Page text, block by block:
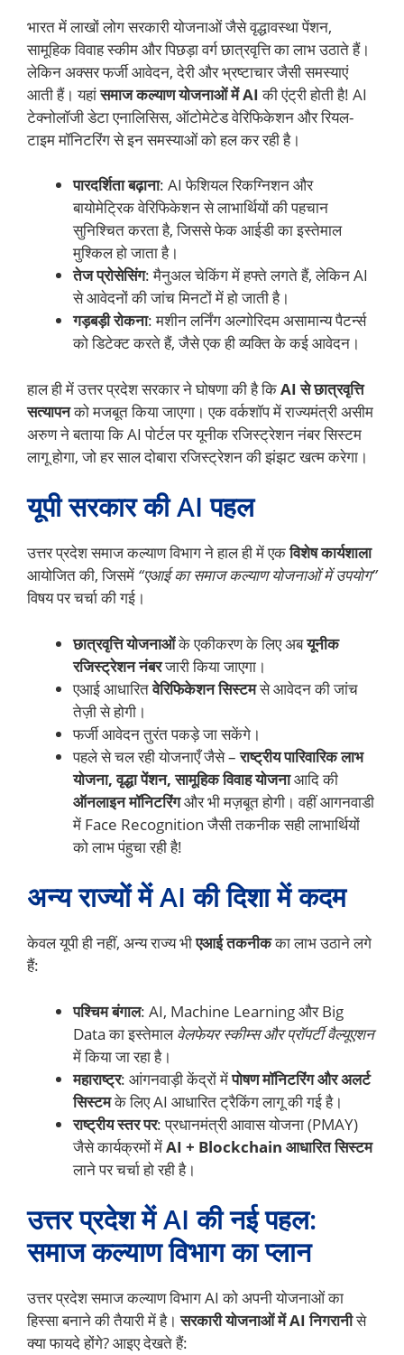
भारत में लाखों लोग सरकारी योजनाओं जैसे वृद्धावस्था पेंशन,
सामूहिक विवाह स्कीम और पिछड़ा वर्ग छात्रवृत्ति का लाभ उठाते हैं।
लेकिन अक्सर फर्जी आवेदन, देरी और भ्रष्टाचार जैसी समस्याएं
आती हैं। यहांसमाज कल्याण योजनाओं में AI की एंट्री होती है! AI
टेक्नोलॉजी डेटा एनालिसिस, ऑटोमेटेड वेरिफिकेशन और रियल-
टाइम मॉनिटरिंग से इन समस्याओं को हल कर रही है।
पारदर्शिता बढ़ाना: AI फेशियल रिकग्निशन और
बायोमेट्रिक वेरिफिकेशन से लाभार्थियों की पहचान
सुनिश्चित करता है, जिससे फेक आईडी का इस्तेमाल
मुश्किल हो जाता है।
तेज प्रोसेसिंग: मैनुअल चेकिंग में हफ्ते लगते हैं, लेकिन AI
से आवेदनों की जांच मिनटों में हो जाती है।
गड़बड़ी रोकना: मशीन लर्निंग अल्गोरिदम असामान्य पैटर्न्स
को डिटेक्ट करते हैं, जैसे एक ही व्यक्ति के कई आवेदन।
हाल ही में उत्तर प्रदेश सरकार ने घोषणा की है किAI से छात्रवृत्ति
सत्यापनको मजबूत किया जाएगा। एक वर्कशॉप में राज्यमंत्री असीम
अरुण ने बताया कि AI पोर्टल पर यूनीक रजिस्ट्रेशन नंबर सिस्टम
लागू होगा, जो हर साल दोबारा रजिस्ट्रेशन की झंझट खत्म करेगा।
यूपी सरकार की AI पहल
उत्तर प्रदेश समाज कल्याण विभाग ने हाल ही में एकविशेष कार्यशाला
आयोजित की, जिसमें “एआई का समाज कल्याण योजनाओं में उपयोग”
विषय पर चर्चा की गई।
छात्रवृत्ति योजनाओंके एकीकरण के लिए अबयूनीक
रजिस्ट्रेशन नंबरजारी किया जाएगा।
एआई आधारितवेरिफिकेशन सिस्टमसे आवेदन की जांच
तेज़ी से होगी।
फर्जी आवेदन तुरंत पकड़े जा सकेंगे।
पहले से चल रही योजनाएँ जैसे –राष्ट्रीय पारिवारिक लाभ
योजना, वृद्धा पेंशन, सामूहिक विवाह योजनाआदि की
ऑनलाइन मॉनिटरिंगऔर भी मज़बूत होगी। वहीं आगनवाडी
में Face Recognition जैसी तकनीक सही लाभार्थियों
को लाभ पंहुचा रही है!
अन्य राज्यों में AI की दिशा में कदम
केवल यूपी ही नहीं, अन्य राज्य भीएआई तकनीकका लाभ उठाने लगे
हैं:
पश्चिम बंगाल: AI, Machine Learning और Big
Data का इस्तेमालवेलफेयर स्कीम्स और प्रॉपर्टी वैल्यूएशन
में किया जा रहा है।
महाराष्ट्र: आंगनवाड़ी केंद्रों मेंपोषण मॉनिटरिंग और अलर्ट
सिस्टमके लिए AI आधारित ट्रैकिंग लागू की गई है।
राष्ट्रीय स्तर पर: प्रधानमंत्री आवास योजना (PMAY)
जैसे कार्यक्रमों मेंAI + Blockchain आधारित सिस्टम
लाने पर चर्चा हो रही है।
उत्तर प्रदेश में AI की नई पहल:
समाज कल्याण विभाग का प्लान
उत्तर प्रदेश समाज कल्याण विभाग AI को अपनी योजनाओं का
हिस्सा बनाने की तैयारी में है।सरकारी योजनाओं में AI निगरानीसे
क्या फायदे होंगे? आइए देखते हैं: